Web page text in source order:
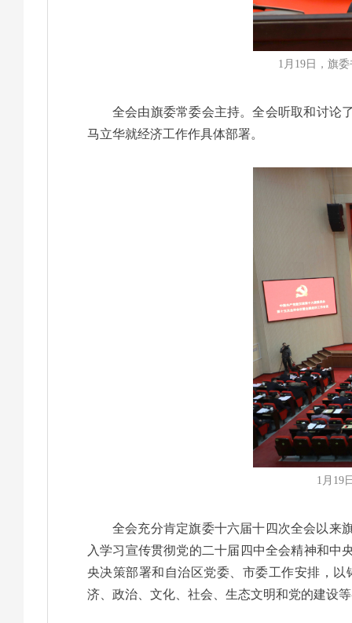
1月19日，旗
全会由旗委常委会主持。全会听取和讨论
马立华就经济工作作具体部署。
1月19
全会充分肯定旗委十六届十四次全会以来
入学习宣传贯彻党的二十届四中全会精神和中
央决策部署和自治区党委、市委工作安排，
济、政治、文化、社会、生态文明和党的建设